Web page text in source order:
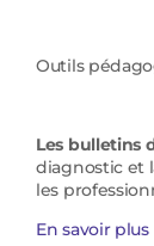
Outils
Les bulletins
diagnostic et
les
En savoir plus